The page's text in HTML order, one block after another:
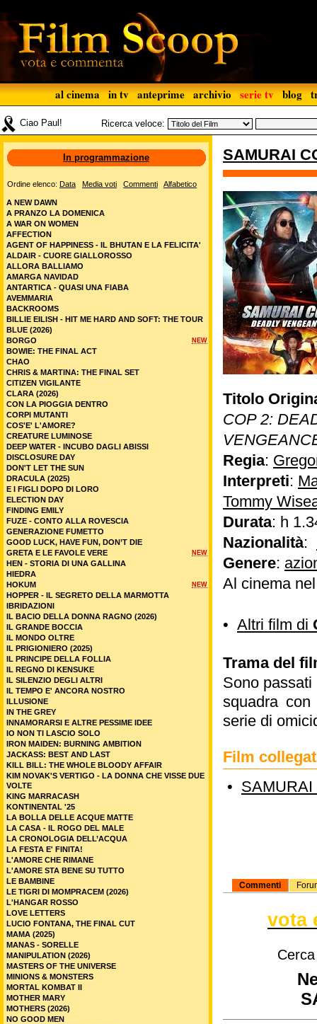
al cinema in tv anteprime archivio serie tv blog
Ciao Paul! Ricerca veloce:
SAMURAI
Titolo
COP 2:
Regia:
Interpreti:
Tommy
Durata: h
Nazionalità:
Genere:
Al cinema
• Altri film di
Trama del
Sono
squadra
serie di
Film
• SAMURAI
Commenti
vota
In programmazione
Ordine elenco: Data Media voti Commenti Alfabetico
A NEW DAWN
A PRANZO LA DOMENICA
A WAR ON WOMEN
AFFECTION
AGENT OF HAPPINESS - IL BHUTAN E LA FELICITA'
ALDAIR - CUORE GIALLOROSSO
ALLORA BALLIAMO
AMARGA NAVIDAD
ANTARTICA - QUASI UNA FIABA
AVEMMARIA
BACKROOMS
BILLIE EILISH - HIT ME HARD AND SOFT: THE TOUR
BLUE (2026)
NEW
BORGO
BOWIE: THE FINAL ACT
CHAO
CHRIS & MARTINA: THE FINAL SET
CITIZEN VIGILANTE
CLARA (2026)
CON LA PIOGGIA DENTRO
CORPI MUTANTI
COS'E' L'AMORE?
CREATURE LUMINOSE
DEEP WATER - INCUBO DAGLI ABISSI
DISCLOSURE DAY
DON'T LET THE SUN
DRACULA (2025)
E I FIGLI DOPO DI LORO
ELECTION DAY
FINDING EMILY
FUZE - CONTO ALLA ROVESCIA
GENERAZIONE FUMETTO
GOOD LUCK, HAVE FUN, DON’T DIE
NEW
GRETA E LE FAVOLE VERE
HEN - STORIA DI UNA GALLINA
HIEDRA
NEW
HOKUM
HOPPER - IL SEGRETO DELLA MARMOTTA
IBRIDAZIONI
IL BACIO DELLA DONNA RAGNO (2026)
IL GRANDE BOCCIA
IL MONDO OLTRE
IL PRIGIONIERO (2025)
IL PRINCIPE DELLA FOLLIA
IL REGNO DI KENSUKE
IL SILENZIO DEGLI ALTRI
IL TEMPO E' ANCORA NOSTRO
ILLUSIONE
IN THE GREY
INNAMORARSI E ALTRE PESSIME IDEE
IO NON TI LASCIO SOLO
IRON MAIDEN: BURNING AMBITION
JACKASS: BEST AND LAST
KILL BILL: THE WHOLE BLOODY AFFAIR
KIM NOVAK'S VERTIGO - LA DONNA CHE VISSE DUE
VOLTE
KING MARRACASH
KONTINENTAL '25
LA BOLLA DELLE ACQUE MATTE
LA CASA - IL ROGO DEL MALE
LA CRONOLOGIA DELL’ACQUA
LA FESTA E' FINITA!
L'AMORE CHE RIMANE
L'AMORE STA BENE SU TUTTO
LE BAMBINE
LE TIGRI DI MOMPRACEM (2026)
L'HANGAR ROSSO
LOVE LETTERS
LUCIO FONTANA, THE FINAL CUT
MAMA (2025)
MANAS - SORELLE
MANIPULATION (2026)
MASTERS OF THE UNIVERSE
MINIONS & MONSTERS
MORTAL KOMBAT II
MOTHER MARY
MOTHERS (2026)
NO GOOD MEN